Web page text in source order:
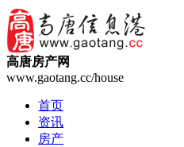
高唐房产网
www.gaotang.cc/house
首页
资讯
房产